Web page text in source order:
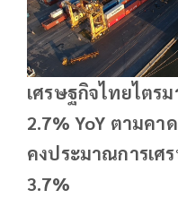
เศรษฐกิจไทยไตร
2.7% YoY ตามค
คงประมาณการเศ
3.7%